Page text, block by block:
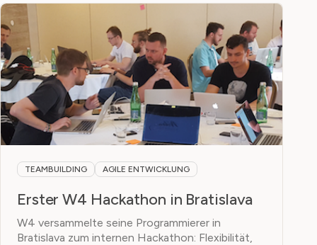
TEAMBUILDING AGILE ENTWICKLUNG
Erster W4 Hackathon in Bratislava
W4 versammelte seine Programmierer in
Bratislava zum internen Hackathon: Flexibilität,